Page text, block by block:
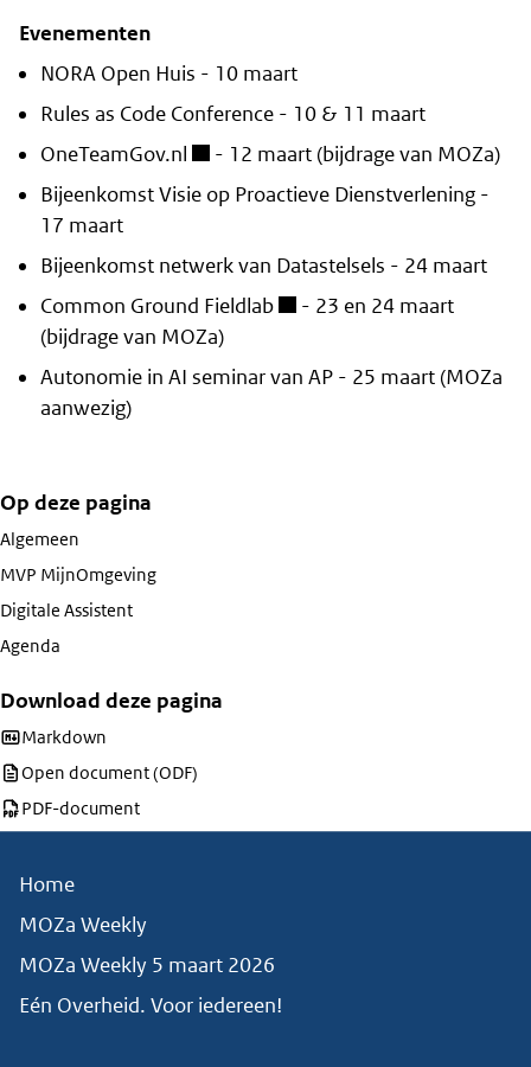
Evenementen
NORA Open Huis - 10 maart
Rules as Code Conference - 10 & 11 maart
OneTeamGov.nl
- 12 maart (bijdrage van MOZa)
Bijeenkomst Visie op Proactieve Dienstverlening -
17 maart
Bijeenkomst netwerk van Datastelsels - 24 maart
Common Ground Fieldlab
- 23 en 24 maart
(bijdrage van MOZa)
Autonomie in AI seminar van AP - 25 maart (MOZa
aanwezig)
Op deze pagina
Algemeen
MVP MijnOmgeving
Digitale Assistent
Agenda
Download deze pagina
Download deze pagina als
Markdown
Download deze pagina als
Open document (ODF)
Download deze pagina als
PDF-document
Home
MOZa Weekly
MOZa Weekly 5 maart 2026
Eén Overheid. Voor iedereen!